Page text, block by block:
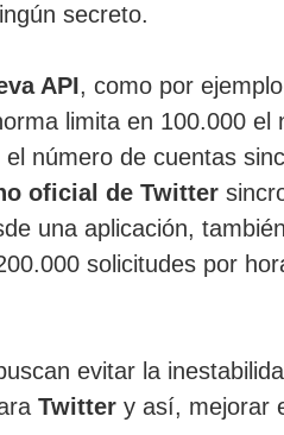
secreto.
API, como por
limita en 100.000 el
número de cuentas
oficial de Twitter
una aplicación,
solicitudes por
evitar la
Twitter y así, mejorar